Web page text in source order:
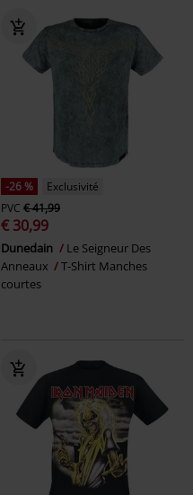
-26 %
Exclusivité
PVC € 41,99
€ 30,99
Dunedain
Le Seigneur Des
Anneaux
T-Shirt Manches
courtes